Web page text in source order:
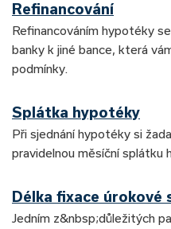
Refinancování
Refinancováním hypotéky
banky k jiné bance, která
podmínky.
Splátka hypotéky
Při sjednání hypotéky si
pravidelnou měsíční splátku
Délka fixace úrokové
Jedním z&nbsp;důležitých